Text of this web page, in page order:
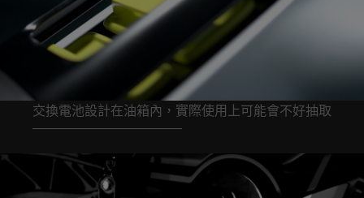
交換電池設計在油箱內，實際使用上可能會不好抽取